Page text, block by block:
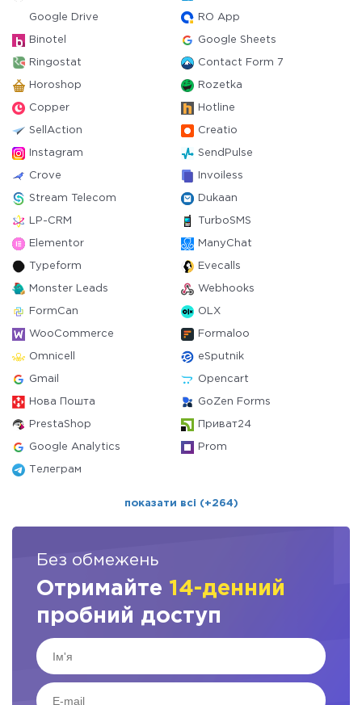
Google Drive RO App
Binotel Google Sheets
Ringostat Contact Form 7
Horoshop Rozetka
Copper Hotline
SellAction Creatio
Instagram SendPulse
Crove Invoiless
Stream Telecom Dukaan
LP-CRM TurboSMS
Elementor ManyChat
Typeform Evecalls
Monster Leads Webhooks
FormCan OLX
WooCommerce Formaloo
Omnicell eSputnik
Gmail Opencart
Нова Пошта GoZen Forms
PrestaShop Приват24
Google Analytics Prom
Телеграм
показати всі (+264)
Без обмежень
Отримайте 14-денний
пробний доступ